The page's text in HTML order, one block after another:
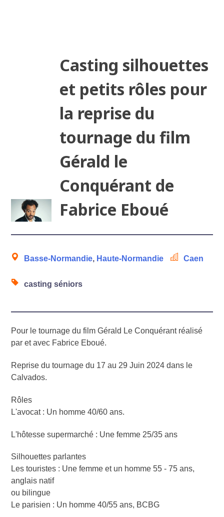
Casting silhouettes
et petits rôles pour
la reprise du
tournage du film
Gérald le
Conquérant de
Fabrice Eboué
Basse-Normandie, Haute-Normandie Caen
casting séniors
Pour le tournage du film Gérald Le Conquérant réalisé
par et avec Fabrice Eboué.
Reprise du tournage du 17 au 29 Juin 2024 dans le
Calvados.
Rôles
L'avocat : Un homme 40/60 ans.
L'hôtesse supermarché : Une femme 25/35 ans
Silhouettes parlantes
Les touristes : Une femme et un homme 55 - 75 ans,
anglais natif
ou bilingue
Le parisien : Un homme 40/55 ans, BCBG